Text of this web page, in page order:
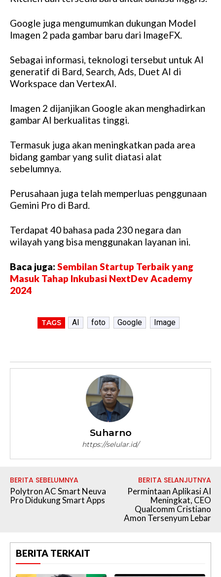
Google juga mengumumkan dukungan Model
Imagen 2 pada gambar baru dari ImageFX.
Sebagai informasi, teknologi tersebut untuk AI
generatif di Bard, Search, Ads, Duet AI di
Workspace dan VertexAI.
Imagen 2 dijanjikan Google akan menghadirkan
gambar AI berkualitas tinggi.
Termasuk juga akan meningkatkan pada area
bidang gambar yang sulit diatasi alat
sebelumnya.
Perusahaan juga telah memperluas penggunaan
Gemini Pro di Bard.
Terdapat 40 bahasa pada 230 negara dan
wilayah yang bisa menggunakan layanan ini.
Baca juga: Sembilan Startup Terbaik yang
Masuk Tahap Inkubasi NextDev Academy
2024
TAGS AI foto Google Image
Suharno
https://selular.id/
BERITA SEBELUMNYA
Polytron AC Smart Neuva
Pro Didukung Smart Apps
BERITA SELANJUTNYA
Permintaan Aplikasi AI
Meningkat, CEO
Qualcomm Cristiano
Amon Tersenyum Lebar
BERITA TERKAIT